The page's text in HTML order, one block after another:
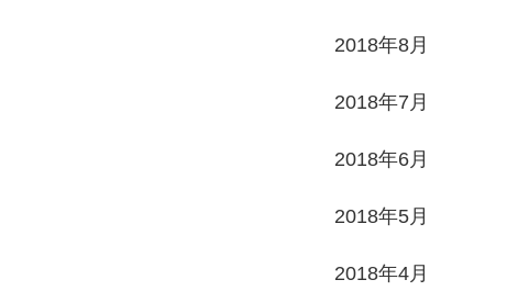
2018年8月
2018年7月
2018年6月
2018年5月
2018年4月